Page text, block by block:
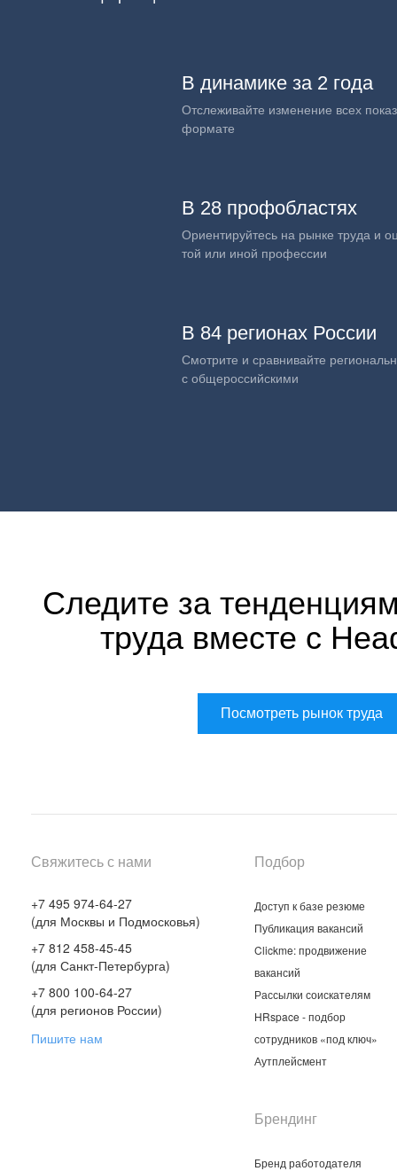
В динамике за 2 года
Отслеживайте изменение всех
формате
В 28 профобластях
Ориентируйтесь на рынке труда и
той или иной профессии
В 84 регионах России
Смотрите и сравнивайте
с общероссийскими
Следите за
труда вместе с
Посмотреть рынок труда
Свяжитесь с нами
+7 495 974-64-27
(для Москвы и Подмосковья)
+7 812 458-45-45
(для Санкт-Петербурга)
+7 800 100-64-27
(для регионов России)
Пишите нам
Подбор
Доступ к базе резюме
Публикация вакансий
Clickme: продвижение
вакансий
Рассылки соискателям
HRspace - подбор
сотрудников «под ключ»
Аутплейсмент
Брендинг
Бренд работодателя